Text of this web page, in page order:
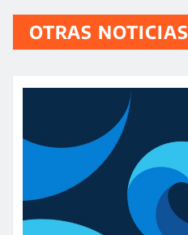
OTRAS NOTICIAS